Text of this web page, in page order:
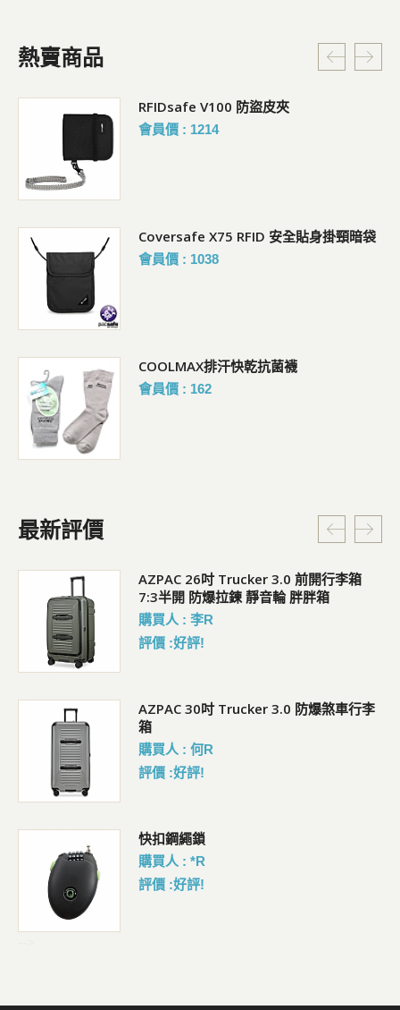
熱賣商品
RFIDsafe V100 防盜皮夾
會員價 : 1214
Coversafe X75 RFID 安全貼身掛頸暗袋
會員價 : 1038
COOLMAX排汗快乾抗菌襪
會員價 : 162
最新評價
AZPAC 26吋 Trucker 3.0 前開行李箱
7:3半開 防爆拉鍊 靜音輪 胖胖箱
購買人 : 李R
評價 :好評!
AZPAC 30吋 Trucker 3.0 防爆煞車行李
箱
購買人 : 何R
評價 :好評!
快扣鋼繩鎖
購買人 : *R
評價 :好評!